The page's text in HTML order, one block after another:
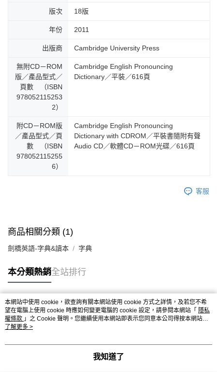
版次 18版
年份 2011
出版商 Cambridge University Press
無附CD－ROM
版／產品型式／
頁數 （ISBN
978052115253
2）
Cambridge English Pronouncing
Dictionary／平裝／616頁
附CD－ROM版
／產品型式／頁
數 （ISBN
978052115255
6）
Cambridge English Pronouncing
Dictionary with CDROM／平裝書隨附有聲
Audio CD／軟體CD－ROM光碟／616頁
客服
商品相關分類 (1)
劍橋英語-字典&讀本 字典
本分類熱銷全站排行
熱門標籤
本網站中使用 cookie，欲查詢有關本網站使用 cookie 方式之詳情，及若您不希
望在電腦上使用 cookie 時應如何變更電腦的 cookie 設定，請參閱本網站「 隱私
權條款 」之 Cookie 聲明。您繼續使用本網站即表示您同意本公司得按本網站使
用條款之 Cookie 聲明使用 cookie。
了解更多 >
我知道了